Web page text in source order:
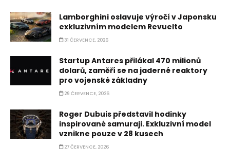
Lamborghini oslavuje výročí v Japonsku
exkluzivním modelem Revuelto
31 ČERVENCE, 2026
Startup Antares přilákal 470 milionů
dolarů, zaměří se na jaderné reaktory
pro vojenské základny
29 ČERVENCE, 2026
Roger Dubuis představil hodinky
inspirované samuraji. Exkluzivní model
vznikne pouze v 28 kusech
27 ČERVENCE, 2026